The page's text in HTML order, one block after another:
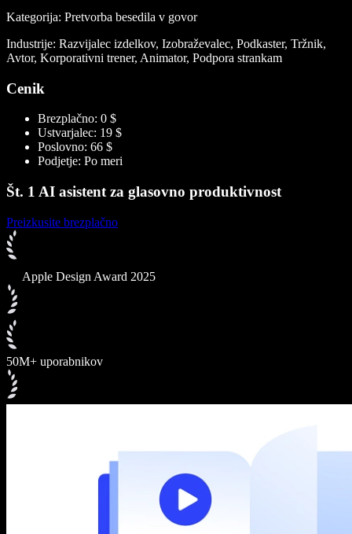
Kategorija: Pretvorba besedila v govor
Industrije: Razvijalec izdelkov, Izobraževalec, Podkaster, Tržnik,
Avtor, Korporativni trener, Animator, Podpora strankam
Cenik
Brezplačno: 0 $
Ustvarjalec: 19 $
Poslovno: 66 $
Podjetje: Po meri
Št. 1 AI asistent za glasovno produktivnost
Preizkusite brezplačno
Apple Design Award 2025
50M+ uporabnikov